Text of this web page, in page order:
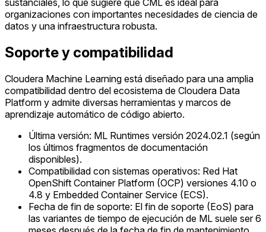
organizaciones con importantes necesidades de ciencia de
datos y una infraestructura robusta.
Soporte y compatibilidad
Cloudera Machine Learning está diseñado para una amplia
compatibilidad dentro del ecosistema de Cloudera Data
Platform y admite diversas herramientas y marcos de
aprendizaje automático de código abierto.
Última versión: ML Runtimes versión 2024.02.1 (según
los últimos fragmentos de documentación
disponibles).
Compatibilidad con sistemas operativos: Red Hat
OpenShift Container Platform (OCP) versiones 4.10 o
4.8 y Embedded Container Service (ECS).
Fecha de fin de soporte: El fin de soporte (EoS) para
las variantes de tiempo de ejecución de ML suele ser 6